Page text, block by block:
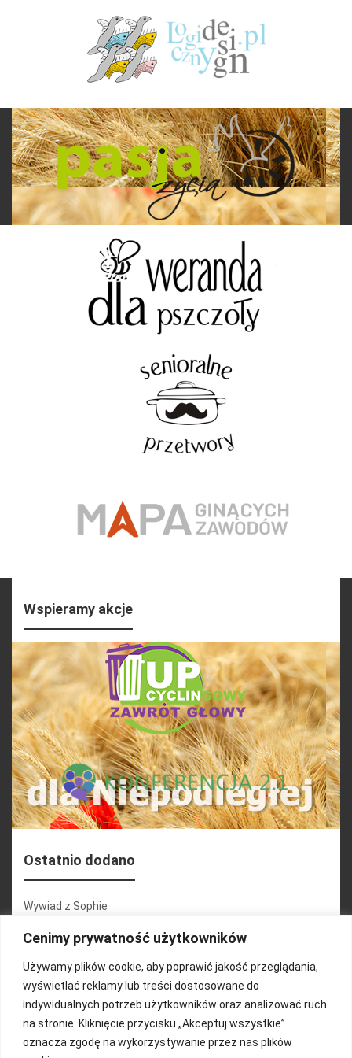
Cenimy prywatność użytkowników
Używamy plików cookie, aby poprawić jakość przeglądania,
wyświetlać reklamy lub treści dostosowane do
indywidualnych potrzeb użytkowników oraz analizować ruch
na stronie. Kliknięcie przycisku „Akceptuj wszystkie”
oznacza zgodę na wykorzystywanie przez nas plików
Wspieramy akcje
Ostatnio dodano
Wywiad z Sophie
Konferencja 2.1
Martyna Wojciechowska
Relacja zdjęciowa 25.09.2024r (cz.2)
Wywiady z uczestnikami